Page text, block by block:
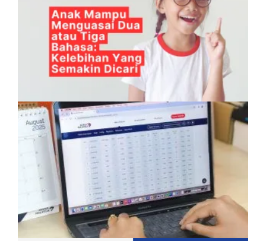
Anak Mampu Menguasai Dua atau Tiga
Bahasa: Kelebihan Yang Semakin Dicari